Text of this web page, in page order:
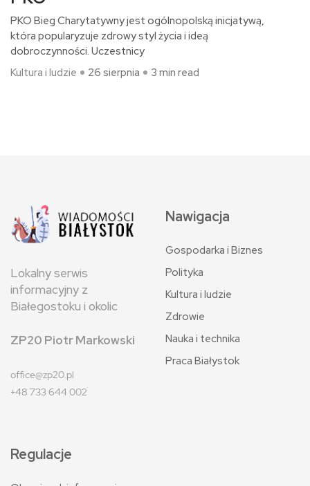
PKO Bieg Charytatywny jest ogólnopolską inicjatywą,
która popularyzuje zdrowy styl życia i ideą
dobroczynności. Uczestnicy
Kultura i ludzie
26 sierpnia 3 min read
Lokalny serwis
informacyjny z
Białegostoku i okolic
ZP20 Piotr Markowski
office@zp20.pl
+48 733 644 002
Nawigacja
Gospodarka i Biznes
Polityka
Kultura i ludzie
Zdrowie
Nauka i technika
Praca Białystok
Regulacje